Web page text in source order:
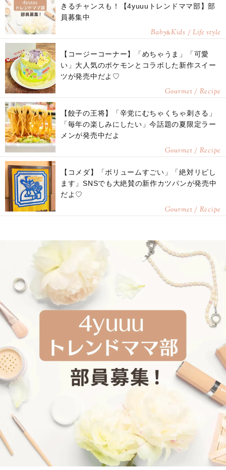
きるチャンスも！【4yuuuトレンドママ部】部
員募集中
Baby&Kids / Life style
【コージーコーナー】「めちゃうま」「可愛
い」大人気のポケモンとコラボした新作スイー
ツが発売中だよ♡
Gourmet / Recipe
【餃子の王将】「辛党にむちゃくちゃ刺さる」
「毎年の楽しみにしたい」今話題の夏限定ラー
メンが発売中だよ
Gourmet / Recipe
【コメダ】「ボリュームすごい」「絶対リピし
ます」SNSでも大絶賛の新作カツパンが発売中
だよ♡
Gourmet / Recipe